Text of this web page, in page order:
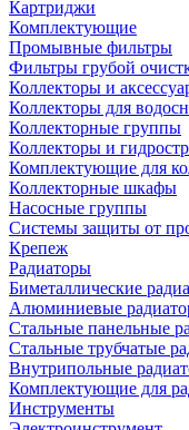
Картриджи
Комплектующие
Промывные фильтры
Фильтры грубой
Коллекторы и
Коллекторы для
Коллекторные группы
Коллекторы и
Комплектующие для
Коллекторные шкафы
Насосные группы
Системы защиты от
Крепеж
Радиаторы
Биметаллические
Алюминиевые
Стальные панельные
Стальные трубчатые
Внутрипольные
Комплектующие для
Инструменты